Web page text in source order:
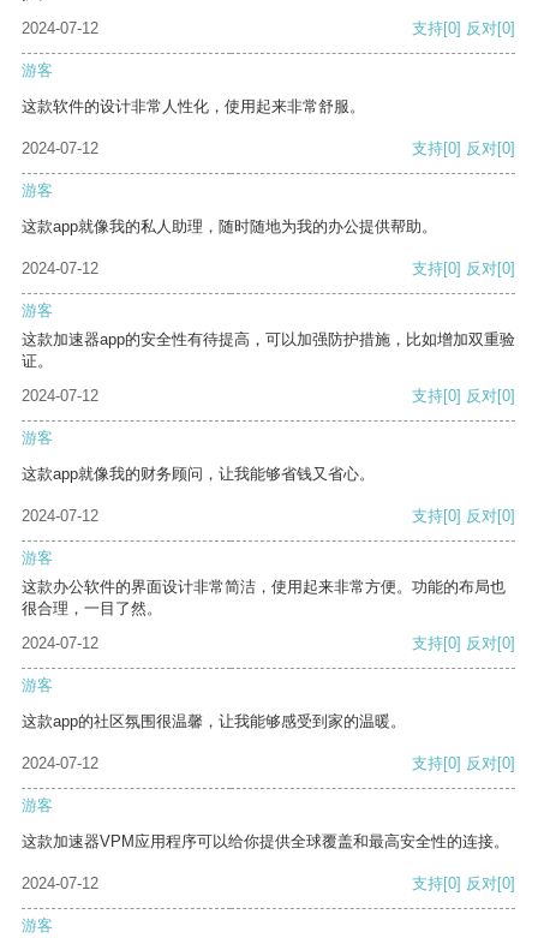
2024-07-12
支持[0] 反对[0]
游客
这款软件的设计非常人性化，使用起来非常舒服。
2024-07-12 支持[0] 反对[0]
游客
这款app就像我的私人助理，随时随地为我的办公提供帮助。
2024-07-12 支持[0] 反对[0]
游客
这款加速器app的安全性有待提高，可以加强防护措施，比如增加双重验
证。
2024-07-12
支持[0] 反对[0]
游客
这款app就像我的财务顾问，让我能够省钱又省心。
2024-07-12 支持[0] 反对[0]
游客
这款办公软件的界面设计非常简洁，使用起来非常方便。功能的布局也
很合理，一目了然。
2024-07-12
支持[0] 反对[0]
游客
这款app的社区氛围很温馨，让我能够感受到家的温暖。
2024-07-12 支持[0] 反对[0]
游客
这款加速器VPM应用程序可以给你提供全球覆盖和最高安全性的连接。
2024-07-12 支持[0] 反对[0]
游客